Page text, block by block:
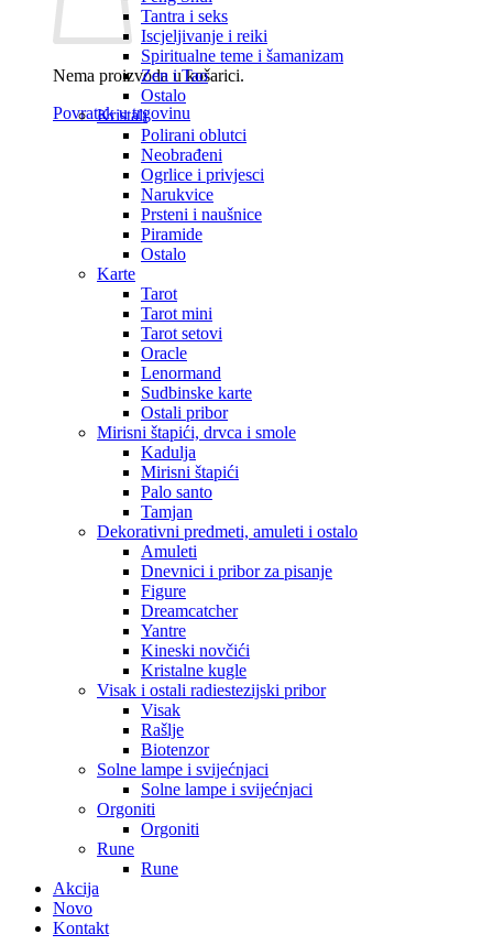
Nema proizvoda u košarici.
Povratak u trgovinu
Tantra i seks
Iscjeljivanje i reiki
Spiritualne teme i šamanizam
Zen i Tao
Ostalo
Kristali
Polirani oblutci
Neobrađeni
Ogrlice i privjesci
Narukvice
Prsteni i naušnice
Piramide
Ostalo
Karte
Tarot
Tarot mini
Tarot setovi
Oracle
Lenormand
Sudbinske karte
Ostali pribor
Mirisni štapići, drvca i smole
Kadulja
Mirisni štapići
Palo santo
Tamjan
Dekorativni predmeti, amuleti i ostalo
Amuleti
Dnevnici i pribor za pisanje
Figure
Dreamcatcher
Yantre
Kineski novčići
Kristalne kugle
Visak i ostali radiestezijski pribor
Visak
Rašlje
Biotenzor
Solne lampe i svijećnjaci
Solne lampe i svijećnjaci
Orgoniti
Orgoniti
Rune
Rune
Akcija
Novo
Kontakt